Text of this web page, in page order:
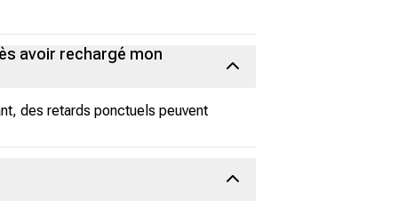
avoir rechargé mon
des retards ponctuels peuvent